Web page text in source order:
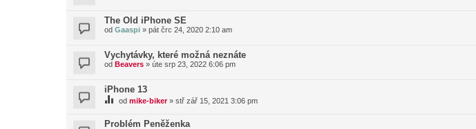
The Old iPhone SE
od Gaaspi » pát črc 24, 2020 2:10 am
Vychytávky, které možná neznáte
od Beavers » úte srp 23, 2022 6:06 pm
iPhone 13
od mike-biker» stř zář 15, 2021 3:06 pm
Problém Peněženka